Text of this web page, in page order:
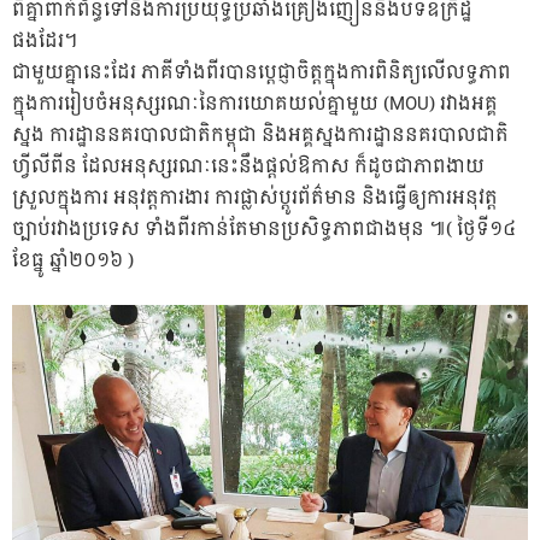
ពីគ្នាពាក់ព័ន្ធទៅនិងការប្រយុទ្ធប្រឆាំងគ្រឿងញៀននិងបទឧក្រិដ្ឋ
ផងដែរ។
ជាមួយគ្នានេះដែរ ភាគីទាំងពីរបានប្តេជ្ញាចិត្តក្នុងការពិនិត្យលើលទ្ធភាព
ក្នុងការរៀបចំអនុស្សរណៈនៃការយោគយល់គ្នាមួយ (MOU) រវាងអគ្គ
ស្នង ការដ្ឋាននគរបាលជាតិកម្ពុជា និងអគ្គស្នងការដ្ឋាននគរបាលជាតិ
ហ្វីលីពីន ដែលអនុស្សរណៈនេះនឹងផ្តល់ឱកាស ក៏ដូចជាភាពងាយ
ស្រួលក្នុងការ អនុវត្តការងារ ការផ្លាស់ប្តូរព័ត៌មាន និងធ្វើឲ្យការអនុវត្ត
ច្បាប់រវាងប្រទេស ទាំងពីរកាន់តែមានប្រសិទ្ធភាពជាងមុន ៕( ថ្ងៃទី១៤
ខែធ្នូ ឆ្នាំ២០១៦ )